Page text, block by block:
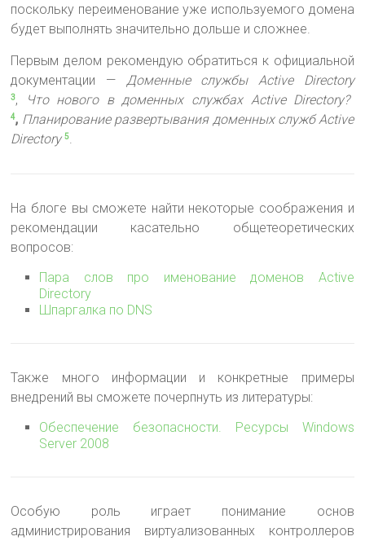
поскольку переименование уже используемого домена
будет выполнять значительно дольше и сложнее.
Первым делом рекомендую обратиться к официальной
документации — Доменные службы Active Directory
3, Что нового в доменных службах Active Directory?
4, Планирование развертывания доменных служб Active
Directory 5.
На блоге вы сможете найти некоторые соображения и
рекомендации касательно общетеоретических
вопросов:
Пара слов про именование доменов Active
Directory
Шпаргалка по DNS
Также много информации и конкретные примеры
внедрений вы сможете почерпнуть из литературы:
Обеспечение безопасности. Ресурсы Windows
Server 2008
Особую роль играет понимание основ
администрирования виртуализованных контроллеров